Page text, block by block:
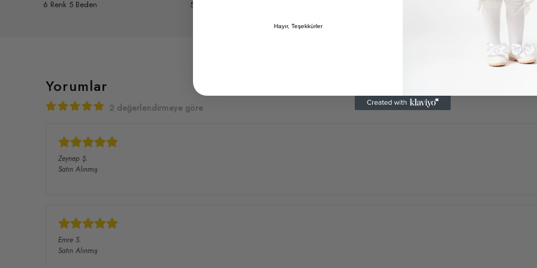
6 Renk 5 Beden 5 Renk 5 Beden 5 Renk 10 Beden
Yorumlar
2 değerlendirmeye göre
Zeynep Ş.
Satın Alınmış
Emre S.
Satın Alınmış
Hayır, Teşekkürler